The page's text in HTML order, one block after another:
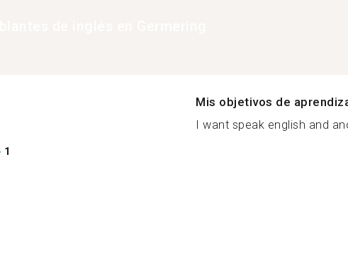
1
Mis objetivos de
I want speak english and